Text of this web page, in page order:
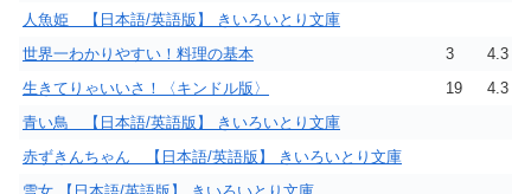
人魚姫 【日本語/英語版】 きいろいとり文庫
世界一わかりやすい！料理の基本
3
4.3
生きてりゃいいさ！〈キンドル版〉
19
4.3
青い鳥 【日本語/英語版】 きいろいとり文庫
赤ずきんちゃん 【日本語/英語版】 きいろいとり文庫